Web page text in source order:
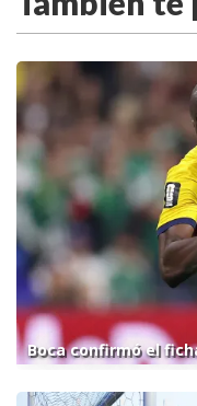
Boca confirmó el